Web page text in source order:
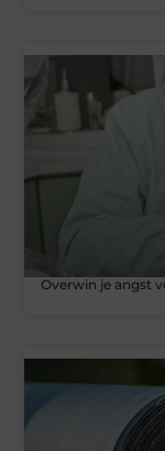
Overwin je angst